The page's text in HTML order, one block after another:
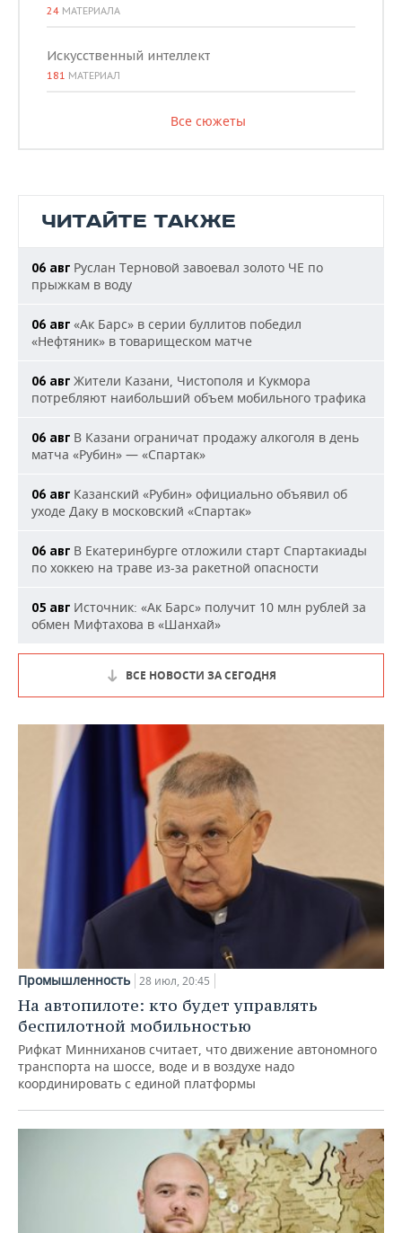
24 МАТЕРИАЛА
Искусственный интеллект
181 МАТЕРИАЛ
Все сюжеты
ЧИТАЙТЕ ТАКЖЕ
06 авг Руслан Терновой завоевал золото ЧЕ по
прыжкам в воду
06 авг «Ак Барс» в серии буллитов победил
«Нефтяник» в товарищеском матче
06 авг Жители Казани, Чистополя и Кукмора
потребляют наибольший объем мобильного трафика
06 авг В Казани ограничат продажу алкоголя в день
матча «Рубин» — «Спартак»
06 авг Казанский «Рубин» официально объявил об
уходе Даку в московский «Спартак»
06 авг В Екатеринбурге отложили старт Спартакиады
по хоккею на траве из-за ракетной опасности
05 авг Источник: «Ак Барс» получит 10 млн рублей за
обмен Мифтахова в «Шанхай»
ВСЕ НОВОСТИ ЗА СЕГОДНЯ
Промышленность 28 июл, 20:45
На автопилоте: кто будет управлять
беспилотной мобильностью
Рифкат Минниханов считает, что движение автономного
транспорта на шоссе, воде и в воздухе надо
координировать с единой платформы